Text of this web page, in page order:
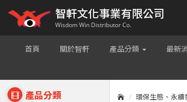
智軒文化事業有限公司
Wisdom Win Distributor Co.
首頁 關於智軒 產品分類 最新
產品分類 環保生態、永續